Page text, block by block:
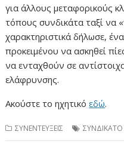
για άλλους μεταφορικούς
τόπους συνδικάτα ταξί να
χαρακτηριστικά δήλωσε,
προκειμένου να ασκηθεί
να ενταχθούν σε
ελάφρυνσης.
Ακούστε το ηχητικόεδώ.
ΣΥΝΕΝΤΕΥΞΕΙΣ ΣΥΝΔΙΚΑΤΟ